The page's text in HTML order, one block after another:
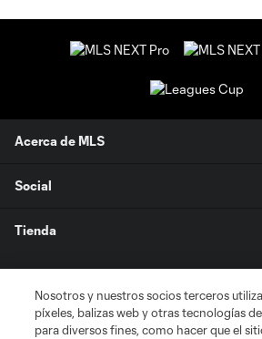
Acerca de MLS
Social
Tienda
Club Sites
Nosotros y nuestros socios terceros
píxeles, balizas web y otras tecnologías
para diversos fines, como hacer que el